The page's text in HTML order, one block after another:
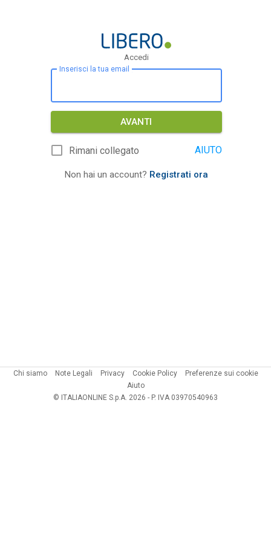
Accedi
Inserisci la tua email
AVANTI
Rimani collegato AIUTO
Non hai un account? Registrati ora
Chi siamo Note Legali Privacy Cookie Policy
Preferenze sui cookie
Aiuto
© ITALIAONLINE S.p.A. 2026 - P. IVA 03970540963